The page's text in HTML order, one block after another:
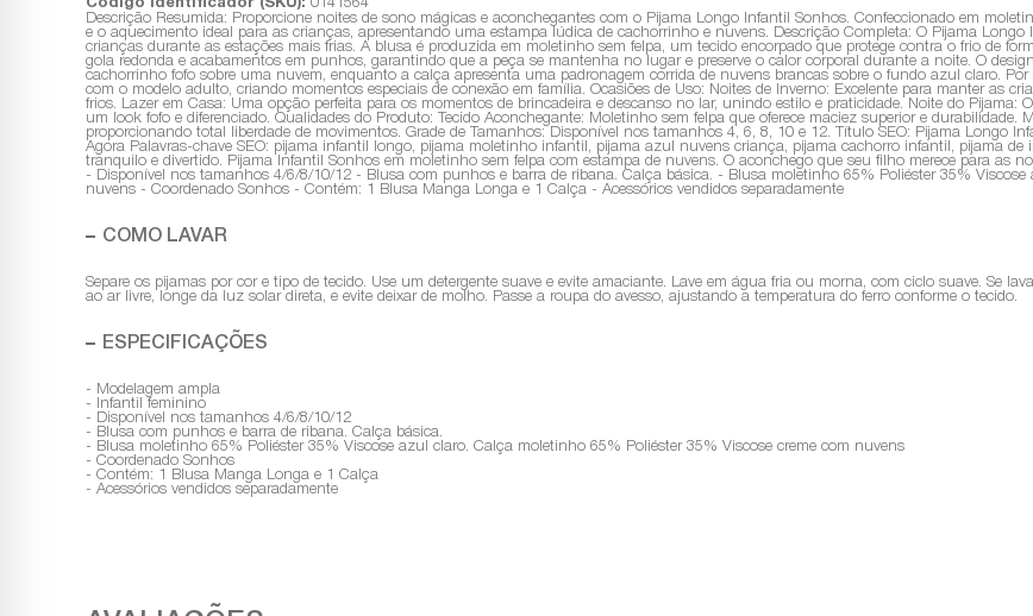
Código identificador (SKU): 0141564
Descrição Resumida: Proporcione noites de sono mágicas e aconchegantes com o Pijama Longo Infantil Sonhos. Confeccionado em
e o aquecimento ideal para as crianças, apresentando uma estampa lúdica de cachorrinho e nuvens. Descrição Completa: O Pijama
crianças durante as estações mais frias. A blusa é produzida em moletinho sem felpa, um tecido encorpado que protege contra o frio de
gola redonda e acabamentos em punhos, garantindo que a peça se mantenha no lugar e preserve o calor corporal durante a noite. O
cachorrinho fofo sobre uma nuvem, enquanto a calça apresenta uma padronagem corrida de nuvens brancas sobre o fundo azul claro.
com o modelo adulto, criando momentos especiais de conexão em família. Ocasiões de Uso: Noites de Inverno: Excelente para manter as
frios. Lazer em Casa: Uma opção perfeita para os momentos de brincadeira e descanso no lar, unindo estilo e praticidade. Noite do
um look fofo e diferenciado. Qualidades do Produto: Tecido Aconchegante: Moletinho sem felpa que oferece maciez superior e durabilidade.
proporcionando total liberdade de movimentos. Grade de Tamanhos: Disponível nos tamanhos 4, 6, 8, 10 e 12. Título SEO: Pijama Longo
Agora Palavras-chave SEO: pijama infantil longo, pijama moletinho infantil, pijama azul nuvens criança, pijama cachorro infantil, pijama de
tranquilo e divertido. Pijama Infantil Sonhos em moletinho sem felpa com estampa de nuvens. O aconchego que seu filho merece para as
- Disponível nos tamanhos 4/6/8/10/12 - Blusa com punhos e barra de ribana. Calça básica. - Blusa moletinho 65% Poliéster 35%
nuvens - Coordenado Sonhos - Contém: 1 Blusa Manga Longa e 1 Calça - Acessórios vendidos separadamente
COMO LAVAR
Separe os pijamas por cor e tipo de tecido. Use um detergente suave e evite amaciante. Lave em água fria ou morna, com ciclo suave. Se
ao ar livre, longe da luz solar direta, e evite deixar de molho. Passe a roupa do avesso, ajustando a temperatura do ferro conforme o tecido.
ESPECIFICAÇÕES
- Modelagem ampla
- Infantil feminino
- Disponível nos tamanhos 4/6/8/10/12
- Blusa com punhos e barra de ribana. Calça básica.
- Blusa moletinho 65% Poliéster 35% Viscose azul claro. Calça moletinho 65% Poliéster 35% Viscose creme com nuvens
- Coordenado Sonhos
- Contém: 1 Blusa Manga Longa e 1 Calça
- Acessórios vendidos separadamente